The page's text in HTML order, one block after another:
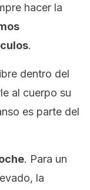
hacer la
.
dentro del
al cuerpo su
es parte del
. Para un
la